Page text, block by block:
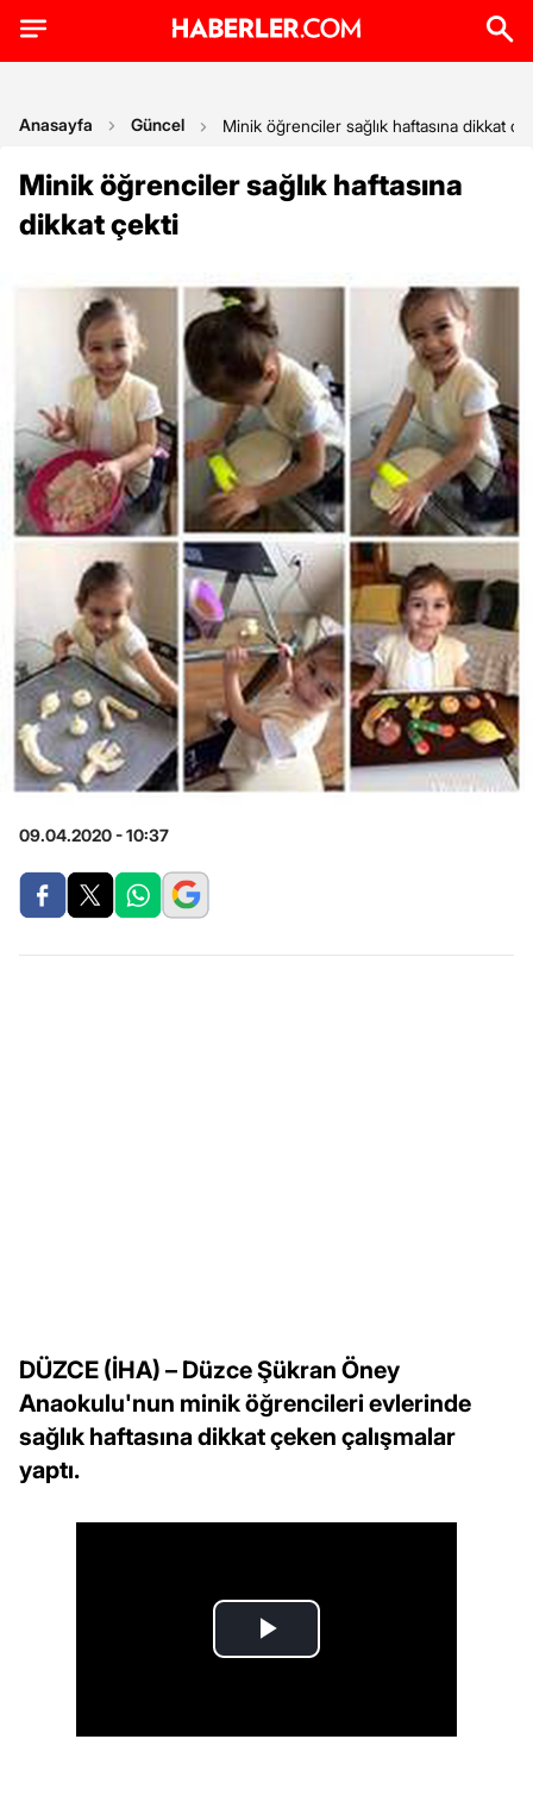
Anasayfa Güncel Minik öğrenciler sağlık haftasına dikkat
Minik öğrenciler sağlık haftasına
dikkat çekti
09.04.2020 - 10:37
DÜZCE (İHA) – Düzce Şükran Öney
Anaokulu'nun minik öğrencileri evlerinde
sağlık haftasına dikkat çeken çalışmalar
yaptı.